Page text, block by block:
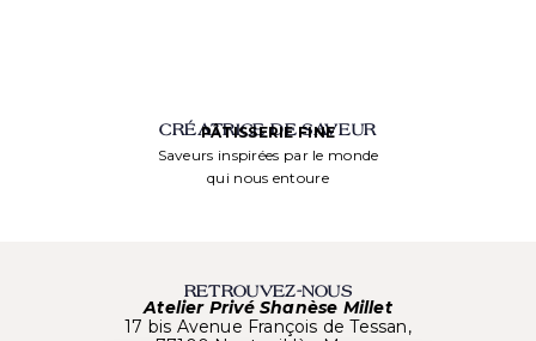
CRÉATRICE DE SAVEUR
PÂTISSERIE FINE
Saveurs inspirées par le monde
qui nous entoure
RETROUVEZ-NOUS
Atelier Privé Shanèse Millet
17 bis Avenue François de Tessan,